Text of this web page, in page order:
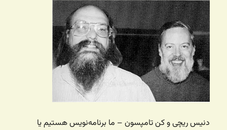
دنیس ریچی و کن تامپسون – ما برنامه‌نویس هستیم یا